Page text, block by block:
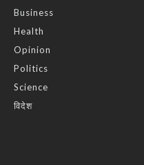
Business
Health
Opinion
Politics
Science
विदेश